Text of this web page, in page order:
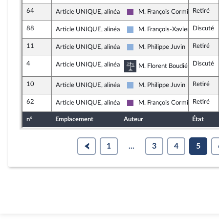
64 Article UNIQUE, alinéa 6
Ensemble pour la République
M. François Cormier-Retiré
88 Article UNIQUE, alinéa 7
Droite Républicaine
M. François-Xavier Ceccoli
Discuté
11 Article UNIQUE, alinéa 7
Droite Républicaine
M. Philippe Juvin Retiré
4 Article UNIQUE, alinéa 7 Commission des
M. Florent Boudié, Discuté
10 Article UNIQUE, alinéa 7
Droite Républicaine
M. Philippe Juvin Retiré
62 Article UNIQUE, alinéa 7
Ensemble pour la République
M. François Cormier-Retiré
n° Emplacement Auteur État
1 ... 3 4 5